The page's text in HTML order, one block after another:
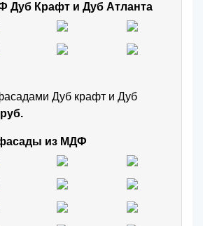
Дуб Крафт и Дуб Атланта
Дуб крафт и Дуб
из МДФ